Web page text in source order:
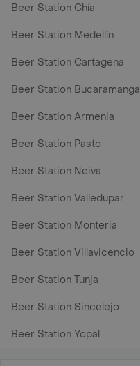
Beer Station Chía
Beer Station Medellín
Beer Station Cartagena
Beer Station Bucaramanga
Beer Station Armenia
Beer Station Pasto
Beer Station Neiva
Beer Station Valledupar
Beer Station Monteria
Beer Station Villavicencio
Beer Station Tunja
Beer Station Sincelejo
Beer Station Yopal